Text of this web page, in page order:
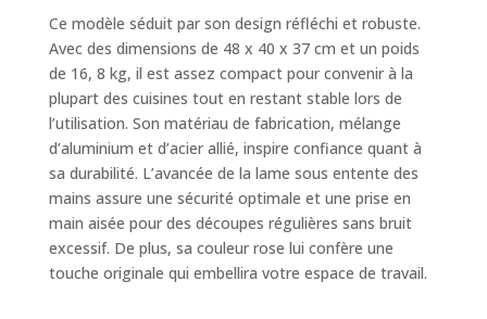
Ce modèle séduit par son design réfléchi et robuste.
Avec des dimensions de 48 x 40 x 37 cm et un poids
de 16, 8 kg, il est assez compact pour convenir à la
plupart des cuisines tout en restant stable lors de
l’utilisation. Son matériau de fabrication, mélange
d’aluminium et d’acier allié, inspire confiance quant à
sa durabilité. L’avancée de la lame sous entente des
mains assure une sécurité optimale et une prise en
main aisée pour des découpes régulières sans bruit
excessif. De plus, sa couleur rose lui confère une
touche originale qui embellira votre espace de travail.